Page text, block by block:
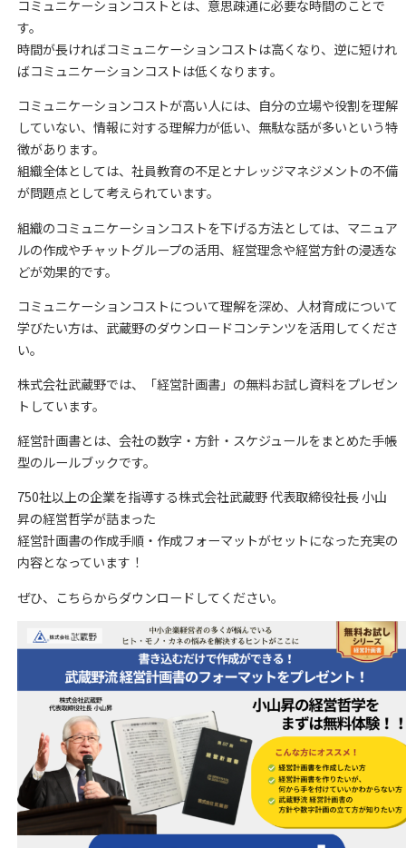
コミュニケーションコストとは、意思疎通に必要な時間のことで
す。
時間が長ければコミュニケーションコストは高くなり、逆に短けれ
ばコミュニケーションコストは低くなります。
コミュニケーションコストが高い人には、自分の立場や役割を理解
していない、情報に対する理解力が低い、無駄な話が多いという特
徴があります。
組織全体としては、社員教育の不足とナレッジマネジメントの不備
が問題点として考えられています。
組織のコミュニケーションコストを下げる方法としては、マニュア
ルの作成やチャットグループの活用、経営理念や経営方針の浸透な
どが効果的です。
コミュニケーションコストについて理解を深め、人材育成について
学びたい方は、武蔵野のダウンロードコンテンツを活用してくださ
い。
株式会社武蔵野では、「経営計画書」の無料お試し資料をプレゼン
トしています。
経営計画書とは、会社の数字・方針・スケジュールをまとめた手帳
型のルールブックです。
750社以上の企業を指導する株式会社武蔵野 代表取締役社長 小山
昇の経営哲学が詰まった
経営計画書の作成手順・作成フォーマットがセットになった充実の
内容となっています！
ぜひ、こちらからダウンロードしてください。